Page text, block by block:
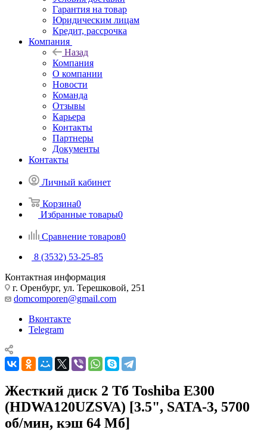
Гарантия на товар
Юридическим лицам
Кредит, рассрочка
Компания
Назад
Компания
О компании
Новости
Команда
Отзывы
Карьера
Контакты
Партнеры
Документы
Контакты
Личный кабинет
Корзина0
Избранные товары0
Сравнение товаров0
8 (3532) 53-25-85
Контактная информация
г. Оренбург, ул. Терешковой, 251
domcomporen@gmail.com
Вконтакте
Telegram
Жесткий диск 2 Тб Toshiba E300
(HDWA120UZSVA) [3.5", SATA-3, 5700
об/мин, кэш 64 Мб]